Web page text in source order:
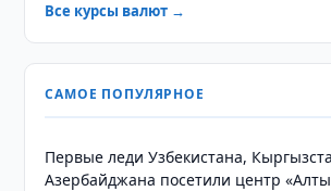
Все курсы валют →
САМОЕ ПОПУЛЯРНОЕ
Первые леди Узбекистана,
Азербайджана посетили центр